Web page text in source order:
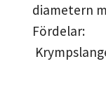
diametern
Fördelar: